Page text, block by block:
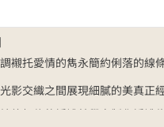
襯托愛情的雋永簡約俐落的線
影交織之間展現細膩的美真正
終相信的婚禮美學 客製化婚禮